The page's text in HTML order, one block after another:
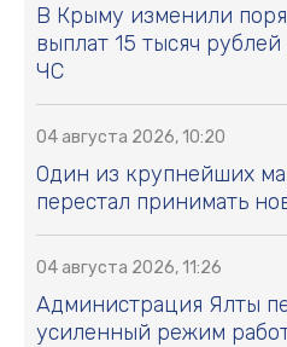
В Крыму изменили
выплат 15 тысяч
ЧС
04 августа 2026, 10:20
Один из крупнейших
перестал принимать
04 августа 2026, 11:26
Администрация Ялты
усиленный режим